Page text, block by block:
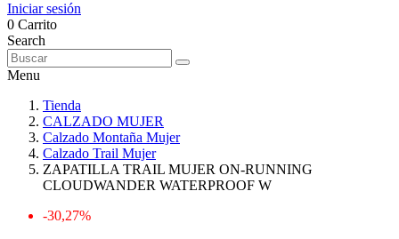
Iniciar sesión
0 Carrito
Search
Menu
Tienda
CALZADO MUJER
Calzado Montaña Mujer
Calzado Trail Mujer
ZAPATILLA TRAIL MUJER ON-RUNNING
CLOUDWANDER WATERPROOF W
-30,27%